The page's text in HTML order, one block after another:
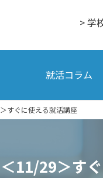
> 学
就活コラム
すぐに使える就活講座
＜11/29＞す